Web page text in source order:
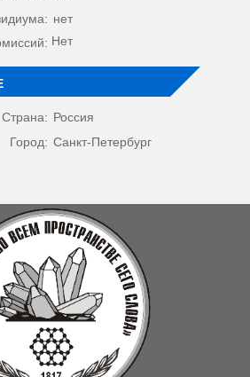
нет
Нет
Страна: Россия
Город: Санкт-Петербург